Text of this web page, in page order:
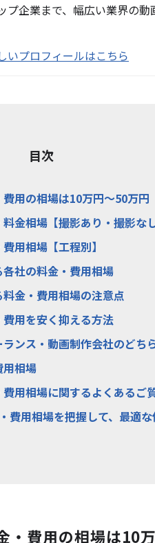
プ企業まで、幅広い業界の動
いプロフィールはこちら
目次
用の相場は10万円〜50万円
金相場【撮影あり・撮影なし
用相場【工程別】
社の料金・費用相場
金・費用相場の注意点
用を安く抑える方法
ンス・動画制作会社のどち
相場
用相場に関するよくあるご
費用相場を把握して、最適
・費用の相場は10